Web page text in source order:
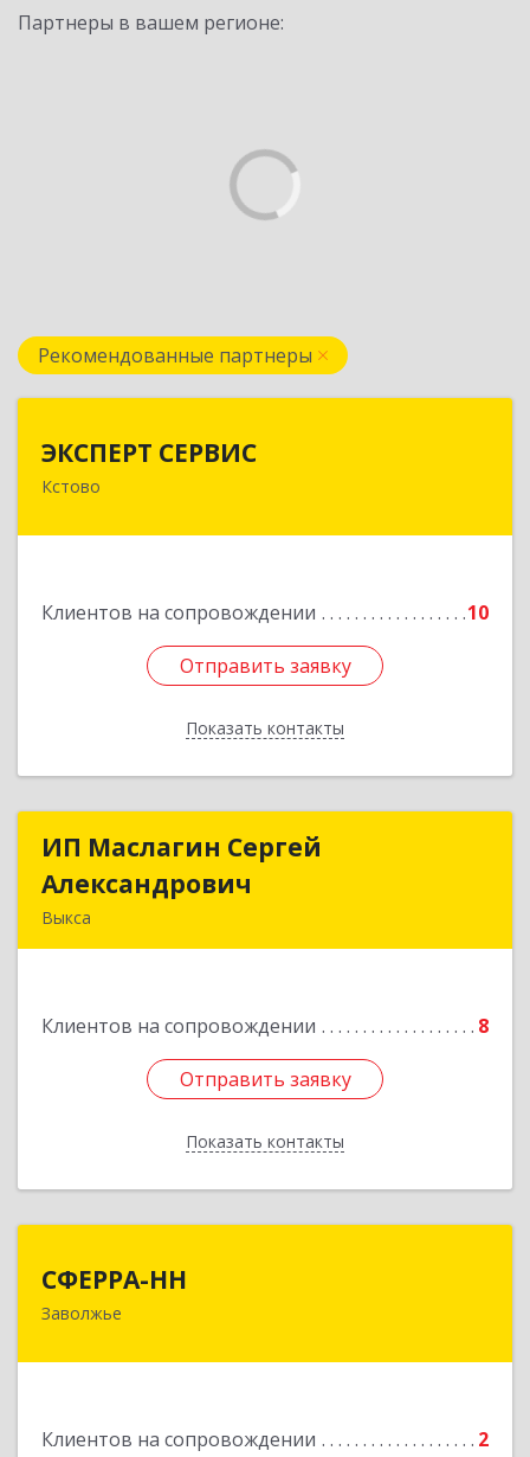
Партнеры в вашем регионе:
Рекомендованные партнеры
ЭКСПЕРТ СЕРВИС
Кстово
Клиентов на сопровождении 10
Отправить заявку
Показать контакты
Отправить заявку
Назад
ИП Маслагин Сергей
Александрович
Выкса
Клиентов на сопровождении 8
Отправить заявку
Показать контакты
ИП Маслагин Сергей
Подробнее
Отправить заявку
Назад
СФЕРРА-НН
Заволжье
Клиентов на сопровождении 2